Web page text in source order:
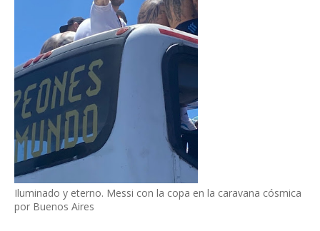
Iluminado y eterno. Messi con la copa en la caravana cósmica
por Buenos Aires